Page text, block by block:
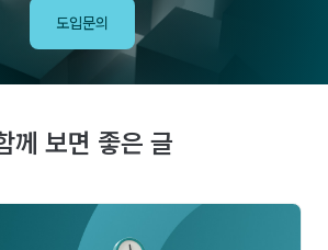
도입문의
께 보면 좋은 글